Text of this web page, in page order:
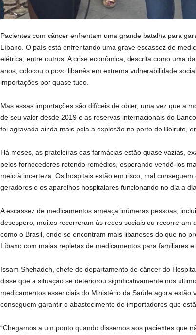
Pacientes com câncer enfrentam uma grande batalha para
Líbano. O país está enfrentando uma grave escassez de
elétrica, entre outros. A crise econômica, descrita como uma
anos, colocou o povo libanês em extrema vulnerabilidade
importações por quase tudo.
Mas essas importações são difíceis de obter, uma vez que a
de seu valor desde 2019 e as reservas internacionais do
foi agravada ainda mais pela a explosão no porto de Beirute,
Há meses, as prateleiras das farmácias estão quase vazias,
pelos fornecedores retendo remédios, esperando vendê-los
meio à incerteza. Os hospitais estão em risco, mal
geradores e os aparelhos hospitalares funcionando no dia a dia.
A escassez de medicamentos ameaça inúmeras pessoas,
desespero, muitos recorreram às redes sociais ou recorreram
como o Brasil, onde se encontram mais libaneses do que no
Líbano com malas repletas de medicamentos para familiares e
Issam Shehadeh, chefe do departamento de câncer do
disse que a situação se deteriorou significativamente nos
medicamentos essenciais do Ministério da Saúde agora estão
conseguem garantir o abastecimento de importadores que
“Chegamos a um ponto quando dissemos aos pacientes que